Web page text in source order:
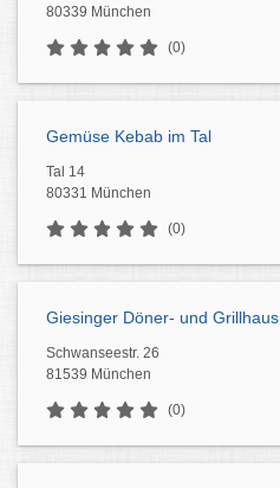
80339 München
(0)
Gemüse Kebab im Tal
Tal 14
80331 München
(0)
Giesinger Döner- und Grillhaus
Schwanseestr. 26
81539 München
(0)